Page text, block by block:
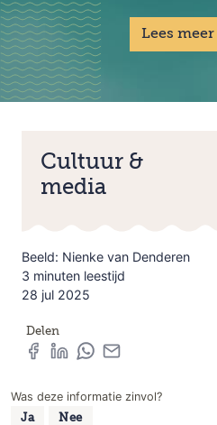
Lees meer
Cultuur &
media
Beeld: Nienke van Denderen
3 minuten leestijd
28 jul 2025
Delen
Was deze informatie zinvol?
Ja Nee